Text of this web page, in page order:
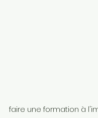
faire une formation à